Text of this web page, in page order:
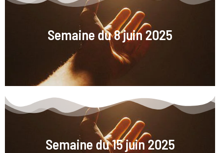
Semaine du 8 juin 2025
Semaine du 15 juin 2025